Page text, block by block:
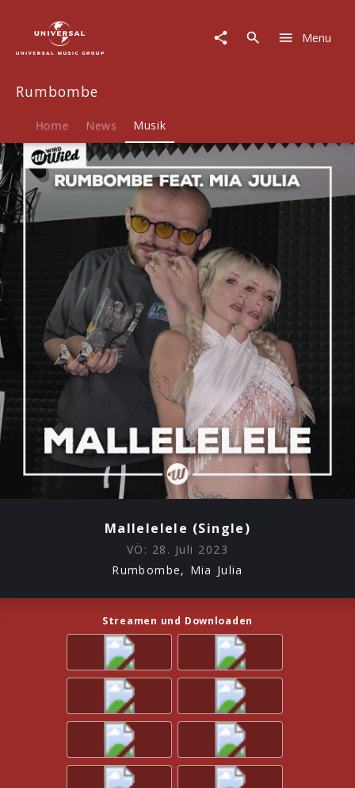
(Single)
Menu
Rumbombe
Home News Musik
Mallelelele (Single)
VÖ: 28. Juli 2023
Rumbombe, Mia Julia
Streamen und Downloaden